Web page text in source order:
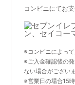
コンビニにてお
※コンビニによって
※ご入金確認後の
ない場合がござい
※営業日の場合15